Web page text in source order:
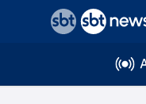
voltar